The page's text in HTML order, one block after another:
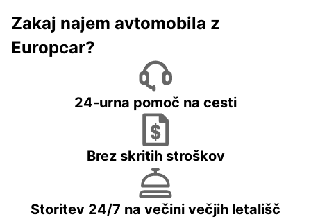
Zakaj najem avtomobila z
Europcar?
24-urna pomoč na cesti
Brez skritih stroškov
Storitev 24/7 na večini večjih letališč